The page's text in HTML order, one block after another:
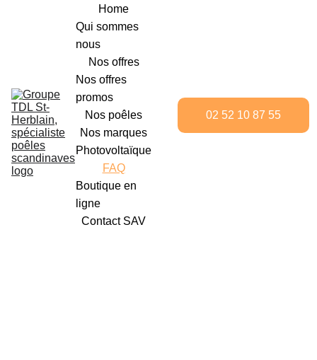
Home
Qui sommes
nous
Nos offres
Nos offres
promos
Nos poêles
Nos marques
Photovoltaïque
FAQ
Boutique en
ligne
Contact SAV
02 52 10 87 55